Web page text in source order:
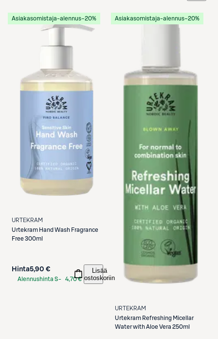
Asiakasomistaja-alennus−20%
URTEKRAM
Urtekram Hand Wash Fragrance
Free 300ml
Hinta5,90 €
Alennushinta S-
4,70 €
Lisää
ostoskoriin
Asiakasomistaja-alennus−20%
URTEKRAM
Urtekram Refreshing Micellar
Water with Aloe Vera 250ml